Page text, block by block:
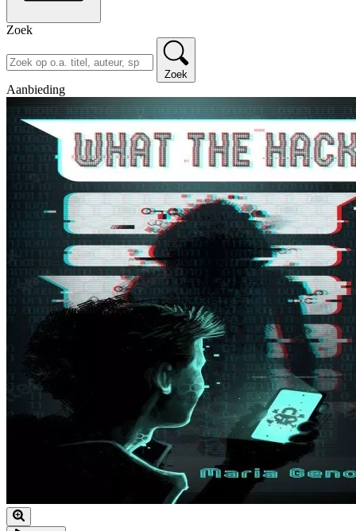
Zoek
Zoek
Aanbieding